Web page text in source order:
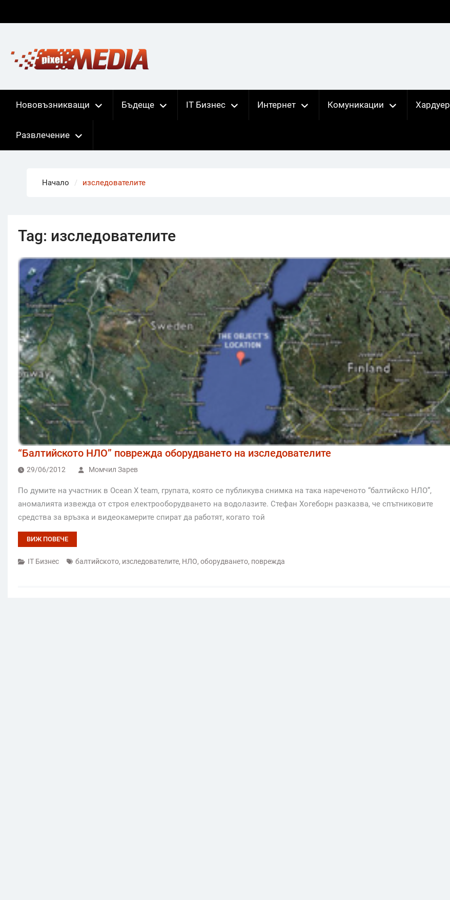
Нововъзникващи Бъдеще IT Бизнес Интернет Комуникации Хардуер
Развлечение
Начало изследователите
Tag: изследователите
“Балтийското НЛО” поврежда оборудването на изследователите
29/06/2012 Момчил Зарев
По думите на участник в Ocean X team, групата, която се публикува снимка на така нареченото “балтийско НЛО”,
аномалията извежда от строя електрооборудването на водолазите. Стефан Хогеборн разказва, че спътниковите
средства за връзка и видеокамерите спират да работят, когато той
ВИЖ ПОВЕЧЕ
IT Бизнес балтийското, изследователите, НЛО, оборудването, поврежда